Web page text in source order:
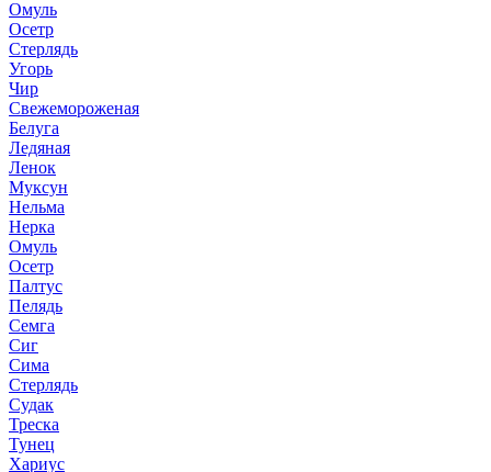
Омуль
Осетр
Стерлядь
Угорь
Чир
Свежемороженая
Белуга
Ледяная
Ленок
Муксун
Нельма
Нерка
Омуль
Осетр
Палтус
Пелядь
Семга
Сиг
Сима
Стерлядь
Судак
Треска
Тунец
Хариус